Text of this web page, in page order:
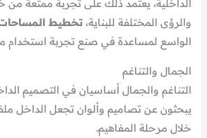
الداخلية، يعتمد ذلك على تجربة ممتعة من
والرؤى المختلفة للبناية،تخطيط
الواسع لمساعدة في صنع تجربة استخدام
الجمال والتناغم
التناغم والجمال أساسيان في التصميم
يبحثون عن تصاميم وألوان تجعل الداخل
خلال مرحلة المفاهيم.